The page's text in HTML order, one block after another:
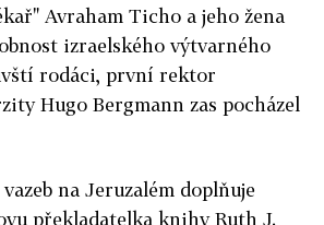
Avraham Ticho a jeho žena
izraelského výtvarného
rodáci, první rektor
Hugo Bergmann zas pocházel
na Jeruzalém doplňuje
překladatelka knihy Ruth J.